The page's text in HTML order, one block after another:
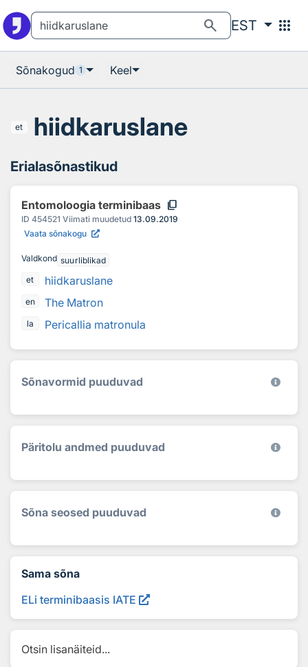
search EST apps
Sõnakogud 1 Keel
et hiidkaruslane
Erialasõnastikud
Entomoloogia terminibaas content_copy
ID 454521 Viimati muudetud 13.09.2019
Vaata sõnakogu
Valdkond suurliblikad
et
hiidkaruslane
en The Matron
la Pericallia matronula
Sõnavormid puuduvad
Päritolu andmed puuduvad
Sõna seosed puuduvad
Sama sõna
ELi terminibaasis IATE
Otsin lisanäiteid...